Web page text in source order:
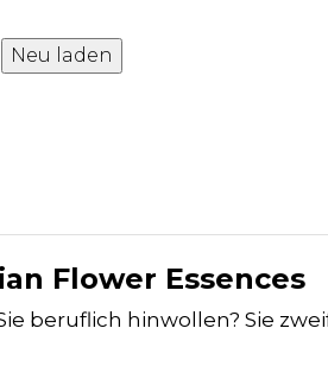
Flower Essences
beruflich hinwollen? Sie